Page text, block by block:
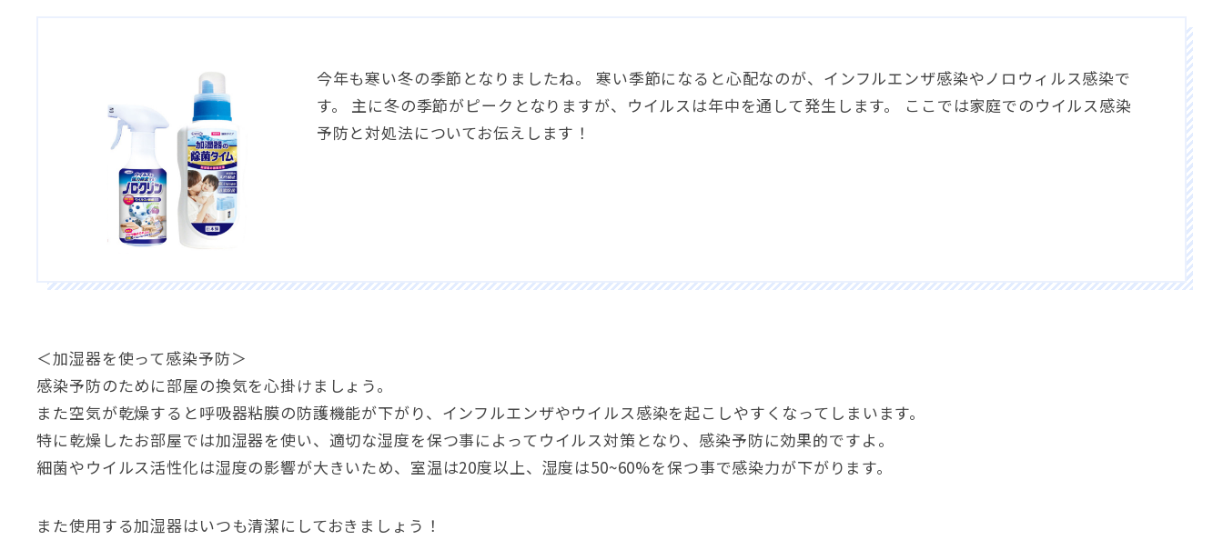
今年も寒い冬の季節となりましたね。 寒い季節になると心配なのが、インフルエンザ感染やノロウィルス感染で
す。 主に冬の季節がピークとなりますが、ウイルスは年中を通して発生します。 ここでは家庭でのウイルス感染
予防と対処法についてお伝えします！
＜加湿器を使って感染予防＞
感染予防のために部屋の換気を心掛けましょう。
また空気が乾燥すると呼吸器粘膜の防護機能が下がり、インフルエンザやウイルス感染を起こしやすくなってしまいます。
特に乾燥したお部屋では加湿器を使い、適切な湿度を保つ事によってウイルス対策となり、感染予防に効果的ですよ。
細菌やウイルス活性化は湿度の影響が大きいため、室温は20度以上、湿度は50~60%を保つ事で感染力が下がります。
また使用する加湿器はいつも清潔にしておきましょう！